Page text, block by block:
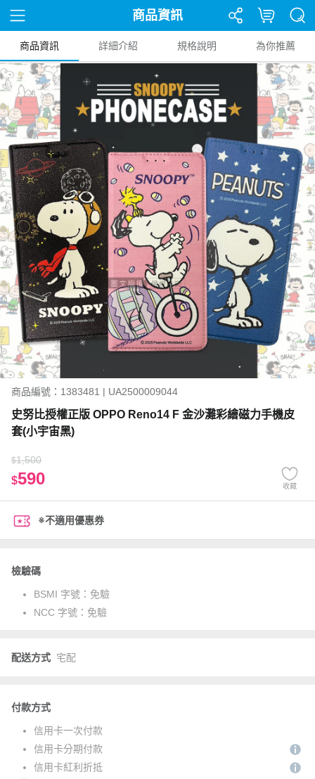
商品資訊
商品資訊 詳細介紹 規格說明 為你推薦
商品編號：1383481 | UA2500009044
史努比授權正版 OPPO Reno14 F 金沙灘彩繪磁力手機皮
套(小宇宙黑)
$1,500
$590 收藏
※不適用優惠券
檢驗碼
BSMI 字號： 免驗
NCC 字號： 免驗
配送方式 宅配
付款方式
信用卡一次付款
信用卡分期付款
信用卡紅利折抵